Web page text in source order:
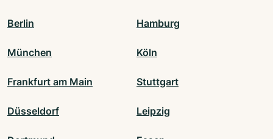
Berlin Hamburg
München Köln
Frankfurt am Main Stuttgart
Düsseldorf Leipzig